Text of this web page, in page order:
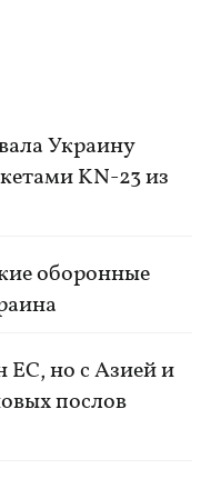
Украину
KN-23 из
оборонные
но с Азией и
послов